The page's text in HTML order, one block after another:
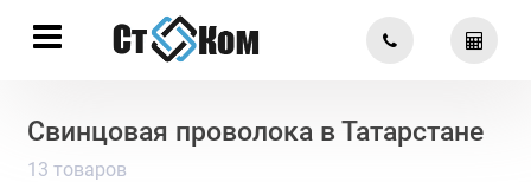
Свинцовая проволока в Татарстане
13 товаров